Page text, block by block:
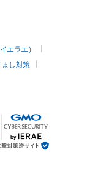
エラエ）
し対策